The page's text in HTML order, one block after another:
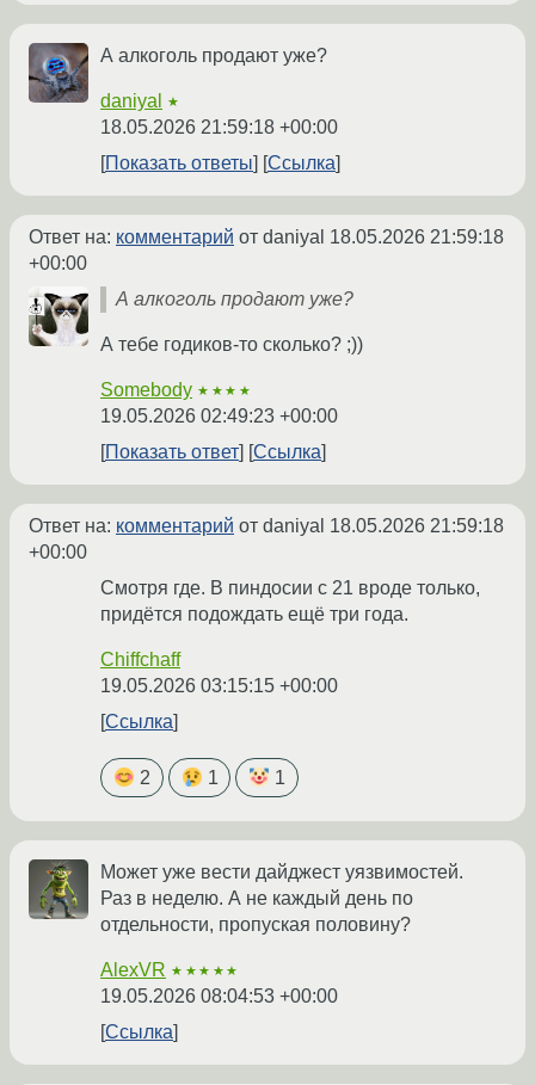
А алкоголь продают уже?
daniyal ★
18.05.2026 21:59:18 +00:00
Показать ответы
Ссылка
Ответ на: комментарий от daniyal 18.05.2026 21:59:18
+00:00
А алкоголь продают уже?
А тебе годиков-то сколько? ;))
Somebody ★★★★
19.05.2026 02:49:23 +00:00
Показать ответ
Ссылка
Ответ на: комментарий от daniyal 18.05.2026 21:59:18
+00:00
Смотря где. В пиндосии с 21 вроде только,
придётся подождать ещё три года.
Chiffchaff
19.05.2026 03:15:15 +00:00
Ссылка
2 1 1
Может уже вести дайджест уязвимостей.
Раз в неделю. А не каждый день по
отдельности, пропуская половину?
AlexVR ★★★★★
19.05.2026 08:04:53 +00:00
Ссылка